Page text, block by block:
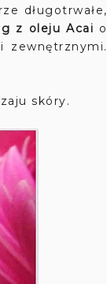
długotrwałe,
z oleju Acai o
zewnętrznymi.
skóry.